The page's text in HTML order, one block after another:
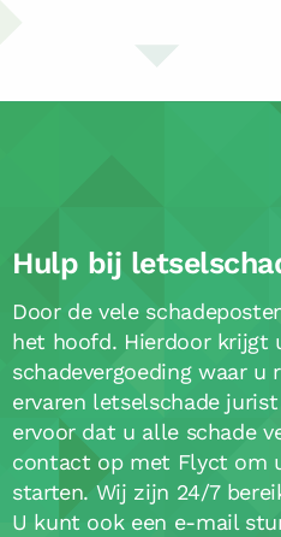
Hulp bij
Door de vele
het hoofd. Hierdoor krijgt
schadevergoeding waar u
ervaren letselschade
ervoor dat u alle schade
contact op met Flyct om
starten. Wij zijn 24/7
U kunt ook een e-mail